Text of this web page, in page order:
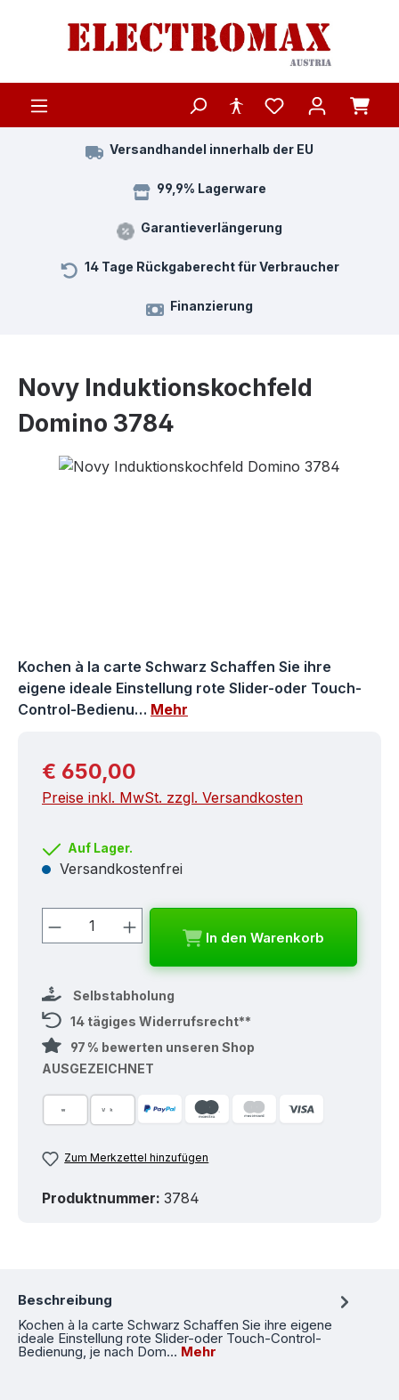
Zum Hauptinhalt springen
Versandhandel innerhalb der EU
99,9% Lagerware
Garantieverlängerung
14 Tage Rückgaberecht für Verbraucher
Finanzierung
Novy Induktionskochfeld
Domino 3784
Bildergalerie überspringen
Kochen à la carte Schwarz Schaffen Sie ihre
eigene ideale Einstellung rote Slider-oder Touch-
Control-Bedienu… Mehr
Regulärer Preis:
€ 650,00
Preise inkl. MwSt. zzgl. Versandkosten
Auf Lager.
Versandkostenfrei
Produkt Anzahl: Gib den
In den Warenkorb
Selbstabholung
14 tägiges Widerrufsrecht**
97 % bewerten unseren Shop
AUSGEZEICHNET
Zum Merkzettel hinzufügen
Produktnummer: 3784
Beschreibung
Kochen à la carte Schwarz Schaffen Sie ihre eigene
ideale Einstellung rote Slider-oder Touch-Control-
Bedienung, je nach Dom… Mehr